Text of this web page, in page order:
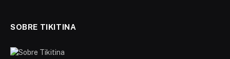
SOBRE TIKITINA